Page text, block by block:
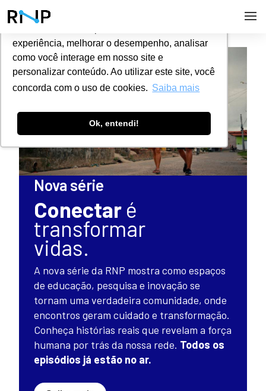
experiência, melhorar o desempenho, analisar
como você interage em nosso site e
personalizar conteúdo. Ao utilizar este site, você
concorda com o uso de cookies. Saiba mais
Ok, entendi!
Nova série
Conectar é
transformar
vidas.
A nova série da RNP mostra como espaços
de educação, pesquisa e inovação se
tornam uma verdadeira comunidade, onde
encontros geram cuidado e transformação.
Conheça histórias reais que revelam a força
humana por trás da nossa rede. Todos os
episódios já estão no ar.